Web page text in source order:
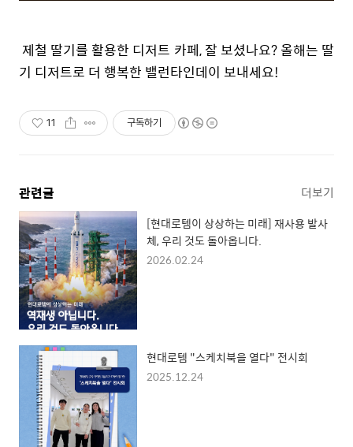
제철 딸기를 활용한 디저트 카페, 잘 보셨나요? 올해는 딸
기 디저트로 더 행복한 밸런타인데이 보내세요!
11 구독하기
관련글 더보기
[현대로템이 상상하는 미래] 재사용 발사
체, 우리 것도 돌아옵니다.
2026.02.24
현대로템 "스케치북을 열다" 전시회
2025.12.24